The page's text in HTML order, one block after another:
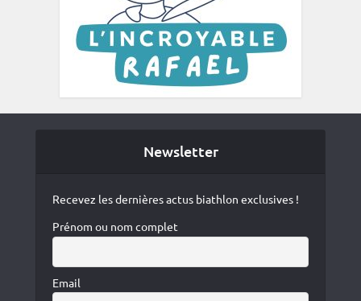
Newsletter
Recevez les dernières actus biathlon exclusives !
Prénom ou nom complet
Email